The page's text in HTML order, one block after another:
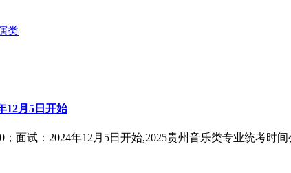
类
12月5日开始
面试：2024年12月5日开始,2025贵州音乐类专业统考时间